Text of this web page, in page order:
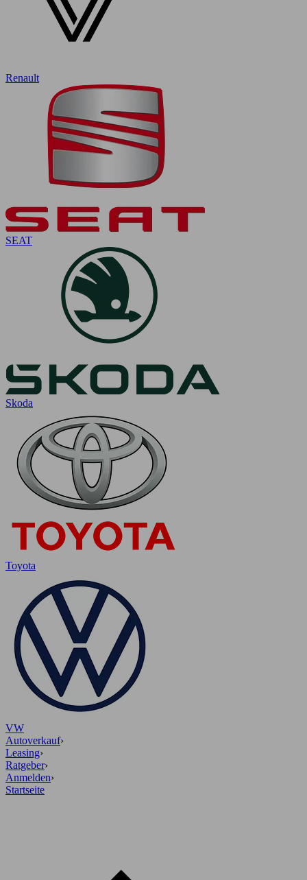
Renault
SEAT
Skoda
Toyota
VW
Autoverkauf›
Leasing›
Ratgeber›
Anmelden›
Startseite